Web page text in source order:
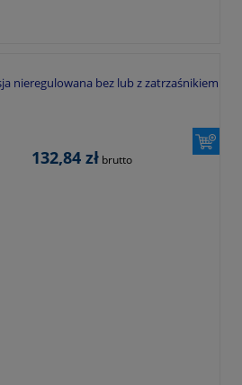
nieregulowana bez lub z zatrzaśnikiem
132,84 zł brutto